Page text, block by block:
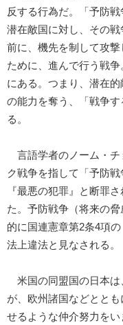
反する行為だ。「予防
潜在敵国に対し、その
前に、機先を制して攻
ために、進んで行う戦争
にある。つまり、潜在
の能力を奪う、「戦争
る。
言語学者のノーム・チ
ク戦争を指して「予防
『最悪の犯罪』と断罪
た。予防戦争（将来の
的に国連憲章第2条4項
法上違法と見なされる。
米国の同盟国の日本は
が、欧州諸国などとと
せるような仲介努力を